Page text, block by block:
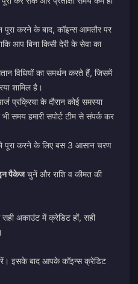
करने के बाद, कॉइन्स आमतौर पर
आप बिना किसी देरी के सेवा का
विधियों का समर्थन करते हैं, जिसमें
शामिल है।
प्रक्रिया के दौरान कोई समस्या
समय हमारी सपोर्ट टीम से संपर्क कर
पूरा करने के लिए बस 3 आसान चरण
पैकेजचुनें और राशि व कीमत की
अकाउंट में क्रेडिट हों, सही
इसके बाद आपके कॉइन्स क्रेडिट